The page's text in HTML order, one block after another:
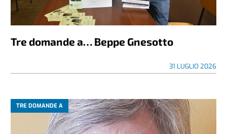
Tre domande a… Beppe Gnesotto
31 LUGLIO 2026
TRE DOMANDE A